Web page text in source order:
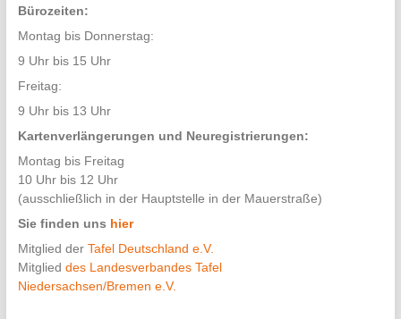
Bürozeiten:
Montag bis Donnerstag:
9 Uhr bis 15 Uhr
Freitag:
9 Uhr bis 13 Uhr
Kartenverlängerungen und Neuregistrierungen:
Montag bis Freitag
10 Uhr bis 12 Uhr
(ausschließlich in der Hauptstelle in der Mauerstraße)
Sie finden uns hier
Mitglied der Tafel Deutschland e.V.
Mitglied des Landesverbandes Tafel
Niedersachsen/Bremen e.V.